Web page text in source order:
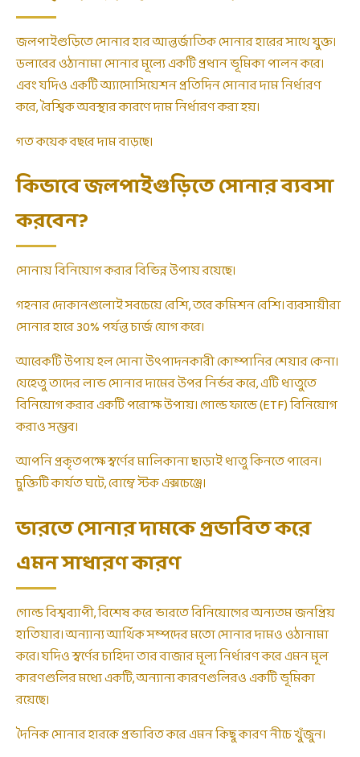
জলপাইগুড়িতে সোনার হার আন্তর্জাতিক সোনার হারের সাথে যুক্ত।
ডলারের ওঠানামা সোনার মূল্যে একটি প্রধান ভূমিকা পালন করে।
এবং যদিও একটি অ্যাসোসিয়েশন প্রতিদিন সোনার দাম নির্ধারণ
করে, বৈশ্বিক অবস্থার কারণে দাম নির্ধারণ করা হয়।
গত কয়েক বছরে দাম বাড়ছে।
কিভাবে জলপাইগুড়িতে সোনার ব্যবসা
করবেন?
সোনায় বিনিয়োগ করার বিভিন্ন উপায় রয়েছে।
গহনার দোকানগুলোই সবচেয়ে বেশি, তবে কমিশন বেশি। ব্যবসায়ীরা
সোনার হারে 30% পর্যন্ত চার্জ যোগ করে।
আরেকটি উপায় হল সোনা উৎপাদনকারী কোম্পানির শেয়ার কেনা।
যেহেতু তাদের লাভ সোনার দামের উপর নির্ভর করে, এটি ধাতুতে
বিনিয়োগ করার একটি পরোক্ষ উপায়। গোল্ড ফান্ডে (ETF) বিনিয়োগ
করাও সম্ভব।
আপনি প্রকৃতপক্ষে স্বর্ণের মালিকানা ছাড়াই ধাতু কিনতে পারেন।
চুক্তিটি কার্যত ঘটে, বোম্বে স্টক এক্সচেঞ্জে।
ভারতে সোনার দামকে প্রভাবিত করে
এমন সাধারণ কারণ
গোল্ড বিশ্বব্যাপী, বিশেষ করে ভারতে বিনিয়োগের অন্যতম জনপ্রিয়
হাতিয়ার। অন্যান্য আর্থিক সম্পদের মতো সোনার দামও ওঠানামা
করে। যদিও স্বর্ণের চাহিদা তার বাজার মূল্য নির্ধারণ করে এমন মূল
কারণগুলির মধ্যে একটি, অন্যান্য কারণগুলিরও একটি ভূমিকা
রয়েছে।
দৈনিক সোনার হারকে প্রভাবিত করে এমন কিছু কারণ নীচে খুঁজুন।